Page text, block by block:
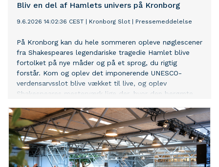
Bliv en del af Hamlets univers på Kronborg
9.6.2026 14:02:36 CEST Kronborg Slot| Pressemeddelelse
På Kronborg kan du hele sommeren opleve nøglescener
fra Shakespeares legendariske tragedie Hamlet blive
fortolket på nye måder og på et sprog, du rigtig
forstår. Kom og oplev det imponerende UNESCO-
verdensarvsslot blive vækket til live, og oplev
Shakespeares mesterværk lige der, hvor den berømte